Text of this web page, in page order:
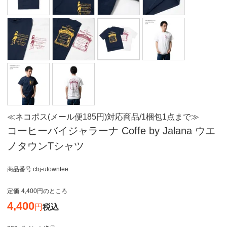
≪ネコポス(メール便185円)対応商品/1梱包1点まで≫
コーヒーバイジャラーナ Coffe by Jalana ウエ
ノタウンTシャツ
商品番号 cbj-utowntee
定価 4,400 のところ
4,400 税込